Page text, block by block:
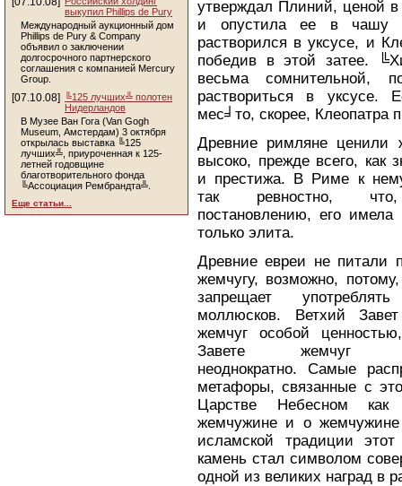
выкупил Phillips de Pury
Международный аукционный дом
Phillips de Pury & Company
объявил о заключении
долгосрочного партнерского
соглашения с компанией Mercury
Group.
[07.10.08]
╚125 лучших╩ полотен
Нидерландов
В Музее Ван Гога (Van Gogh
Museum, Амстердам) 3 октября
открылась выставка ╚125
лучших╩, приуроченная к 125-
летней годовщине
благотворительного фонда
╚Ассоциация Рембрандта╩.
Еще статьи...
утверждал Плиний, ценой
и опустила ее в чашу
растворился в уксусе, и
победив в этой затее.
весьма сомнительной,
раствориться в уксусе.
мес╛то, скорее, Клеопатра
Древние римляне ценили
высоко, прежде всего, как
и престижа. В Риме к
так ревностно,
постановлению, его имела
только элита.
Древние евреи не питали
жемчугу, возможно,
запрещает
моллюсков. Ветхий
жемчуг особой
Завете жемчуг
неоднократно. Самые
метафоры, связанные с
Царстве Небесном как
жемчужине и о
исламской традиции этот
камень стал символом
одной из великих наград в